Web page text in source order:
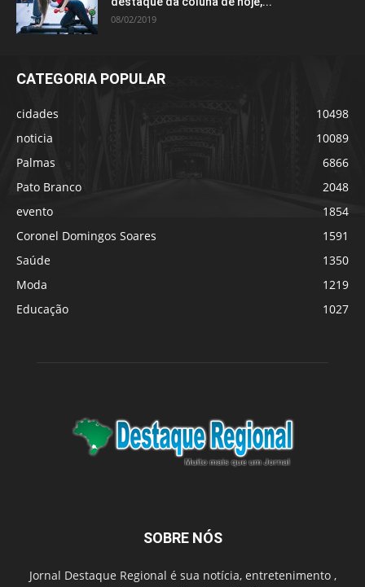
08/02/2019
CATEGORIA POPULAR
cidades
10498
noticia
10089
Palmas
6866
Pato Branco
2048
evento
1854
Coronel Domingos Soares
1591
Saúde
1350
Moda
1219
Educação
1027
SOBRE NÓS
Jornal Destaque Regional é sua notícia, entretenimento ,